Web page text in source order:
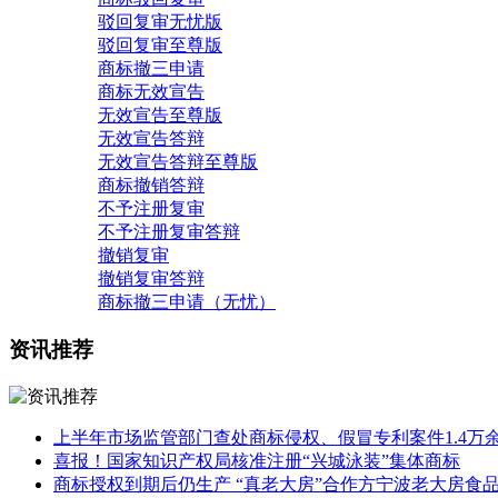
驳回复审无忧版
驳回复审至尊版
商标撤三申请
商标无效宣告
无效宣告至尊版
无效宣告答辩
无效宣告答辩至尊版
商标撤销答辩
不予注册复审
不予注册复审答辩
撤销复审
撤销复审答辩
商标撤三申请（无忧）
资讯推荐
上半年市场监管部门查处商标侵权、假冒专利案件1.4万
喜报！国家知识产权局核准注册“兴城泳装”集体商标
商标授权到期后仍生产 “真老大房”合作方宁波老大房食